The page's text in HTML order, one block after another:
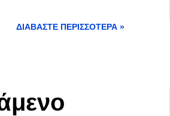
ΔΙΑΒΆΣΤΕ ΠΕΡΙΣΣΌΤΕΡΑ »